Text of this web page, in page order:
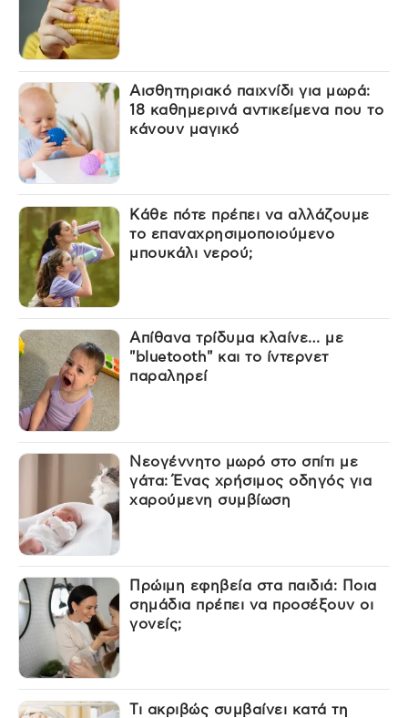
Αισθητηριακό παιχνίδι για μωρά:
18 καθημερινά αντικείμενα που το
κάνουν μαγικό
Κάθε πότε πρέπει να αλλάζουμε
το επαναχρησιμοποιούμενο
μπουκάλι νερού;
Απίθανα τρίδυμα κλαίνε… με
"bluetooth" και το ίντερνετ
παραληρεί
Νεογέννητο μωρό στο σπίτι με
γάτα: Ένας χρήσιμος οδηγός για
χαρούμενη συμβίωση
Πρώιμη εφηβεία στα παιδιά: Ποια
σημάδια πρέπει να προσέξουν οι
γονείς;
Τι ακριβώς συμβαίνει κατά τη